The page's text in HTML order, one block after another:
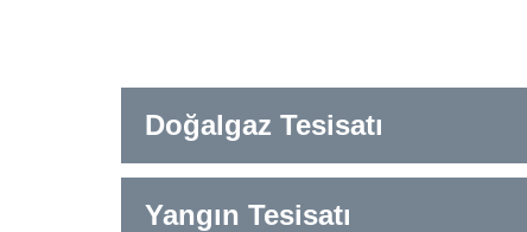
Doğalgaz Tesisatı
Yangın Tesisatı